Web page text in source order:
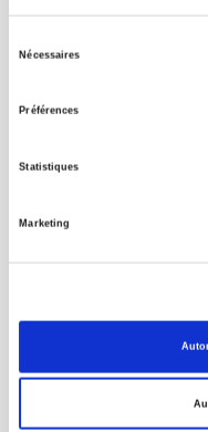
Nécessaires
Préférences
Statistiques
Marketing
POUR LES LIBRAIRES
CONDITIONS GÉNÉRALES
À paraître
Revue française